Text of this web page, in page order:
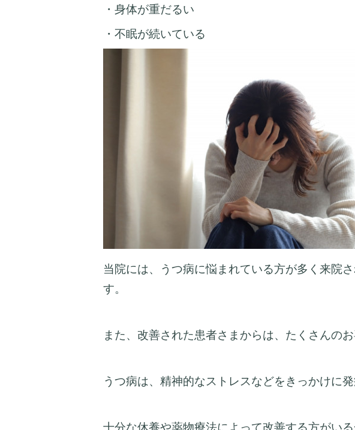
・身体が重だるい
・不眠が続いている
当院には、うつ病に悩まれている方が多く来院
す。
また、改善された患者さまからは、たくさんの
うつ病は、精神的なストレスなどをきっかけに発
十分な休養や薬物療法によって改善する方がい